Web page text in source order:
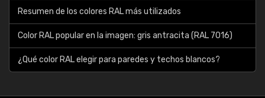
Resumen de los colores RAL más utilizados
Color RAL popular en la imagen: gris antracita (RAL 7016)
¿Qué color RAL elegir para paredes y techos blancos?